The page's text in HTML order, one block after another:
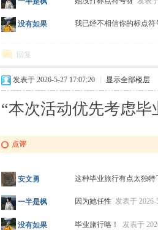
没有如果 我已经不相信你的标点
回复
发表于 2026-5-27 17:07:20 显示全部楼层
“本次活动优先考虑
点评
安文勇 这种毕业旅行有点太独
一半是枫 因为她任性 发表于 2026-
没有如果 毕业旅行咯！ 发表于